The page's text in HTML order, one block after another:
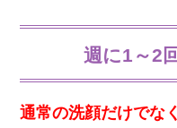
週に1～2
通常の洗顔だけでな